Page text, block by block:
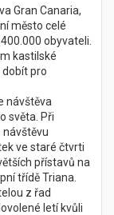
Gran Canaria,
město celé
obyvateli.
kastilské
pro
návštěva
světa. Při
ve staré čtvrti
přístavů na
třídě Triana.
z řad
letí kvůli